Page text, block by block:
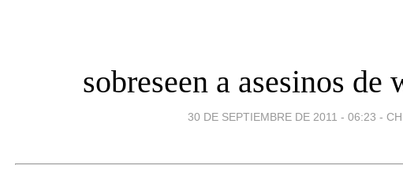
sobreseen a asesinos de
30 DE SEPTIEMBRE DE 2011 - 06:23 -